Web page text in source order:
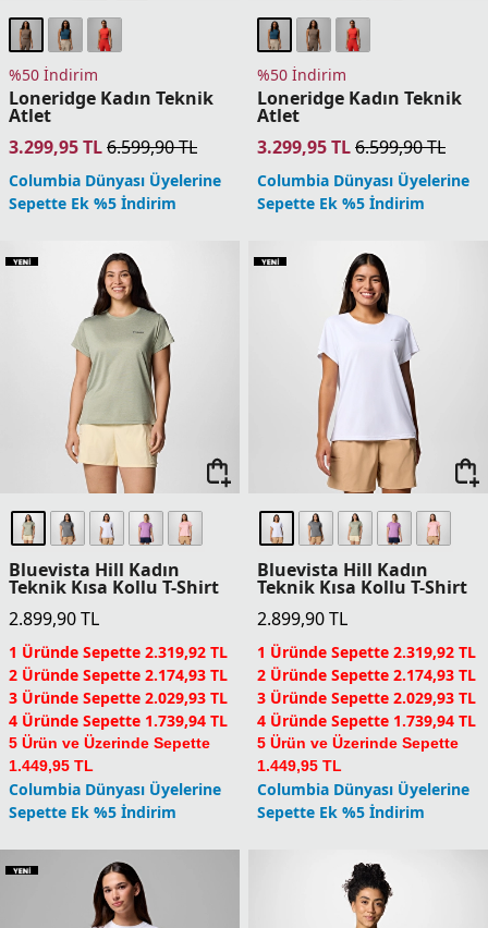
Bluevista Hill Kadın
Teknik Kısa Kollu T-Shirt
2.899,90 TL
1 Üründe Sepette 2.319,92 TL
2 Üründe Sepette 2.174,93 TL
3 Üründe Sepette 2.029,93 TL
5 Ürün ve Üzerinde Sepette
Columbia Dünyası Üyelerine
Sepette Ek %5 İndirim
Bluevista Hill Kadın
Teknik Kısa Kollu T-Shirt
2.899,90 TL
1 Üründe Sepette 2.319,92 TL
2 Üründe Sepette 2.174,93 TL
3 Üründe Sepette 2.029,93 TL
5 Ürün ve Üzerinde Sepette
Columbia Dünyası Üyelerine
Sepette Ek %5 İndirim
Yeni
Stealth Spring
Kapüşonlu Kadın Teknik
Uzun Kollu T-Shirt
5.699,90TL
1 Üründe Sepette 4.559,92 TL
2 Üründe Sepette 4.274,93 TL
3 Üründe Sepette 3.989,93 TL
4 Üründe Sepette 3.419,94 TL
5 Ürün ve Üzerinde Sepette
%50 İndirim
Loneridge Kadın Teknik
Atlet
3.299,95TL
Columbia Dünyası Üyelerine
Sepette Ek %5 İndirim